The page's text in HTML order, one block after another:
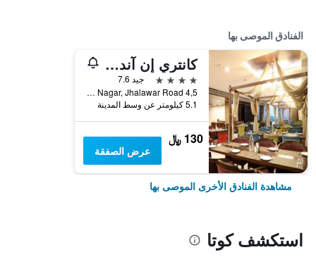
الفنادق الموصى بها
كانتري إن آند سويتس باي راديسون، كوتا
4 نجوم
جيد 7.6
4,5 Rajeev Gandhi Nagar, Jhalawar Road, كوتا, الهند
5.1 كيلومتر عن وسط المدينة
130 ﷼
عرض الصفقة
مشاهدة الفنادق الأخرى الموصى بها
استكشف كوتا